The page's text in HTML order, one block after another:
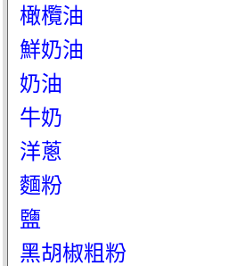
橄欖油
鮮奶油
奶油
牛奶
洋蔥
麵粉
鹽
黑胡椒粗粉